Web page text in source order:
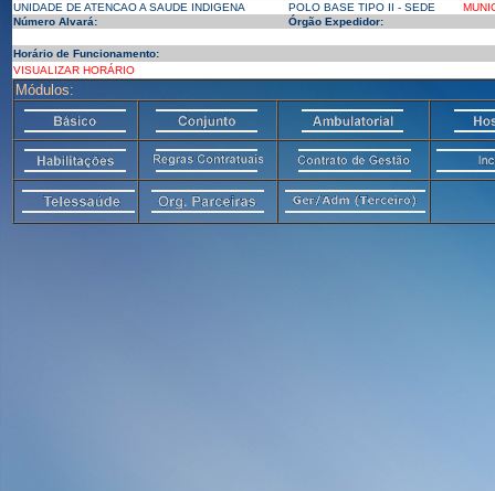
UNIDADE DE ATENCAO A SAUDE INDIGENA
POLO BASE TIPO II - SEDE
Número Alvará:
Órgão Expedidor:
Horário de Funcionamento:
VISUALIZAR HORÁRIO
Módulos: